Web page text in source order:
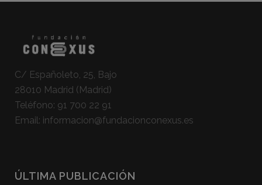
C/ Españoleto, 25, Bajo
28010 Madrid (Madrid)
Teléfono: 91 700 22 91
Email: informacion@fundacionconexus.es
ÚLTIMA PUBLICACIÓN